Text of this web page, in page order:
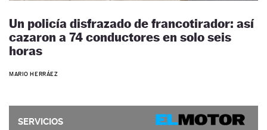
Un policía disfrazado de francotirador: así
cazaron a 74 conductores en solo seis
horas
MARIO HERRÁEZ